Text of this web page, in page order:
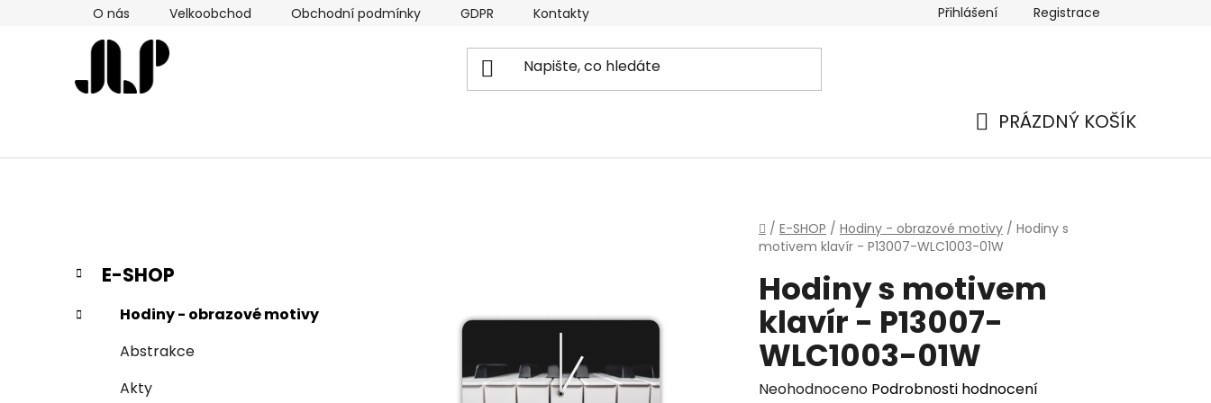
O nás Velkoobchod Obchodní podmínky GDPR Kontakty Přihlášení Registrace
PRÁZDNÝ KOŠÍK
Domů
/ E-SHOP / Hodiny - obrazové motivy / Hodiny s
motivem klavír - P13007-WLC1003-01W
P
s
Přeskočit
kategorie
K
a
t
e
E-SHOP
Hodiny - obrazové motivy
Abstrakce
Akty
Hodiny s motivem
klavír - P13007-
WLC1003-01W
Průměrné
Neohodnoceno Podrobnosti hodnocení